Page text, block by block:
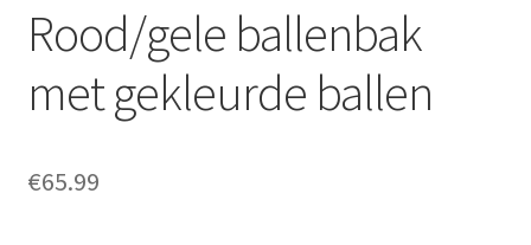
Rood/gele ballenbak
met gekleurde ballen
€65.99